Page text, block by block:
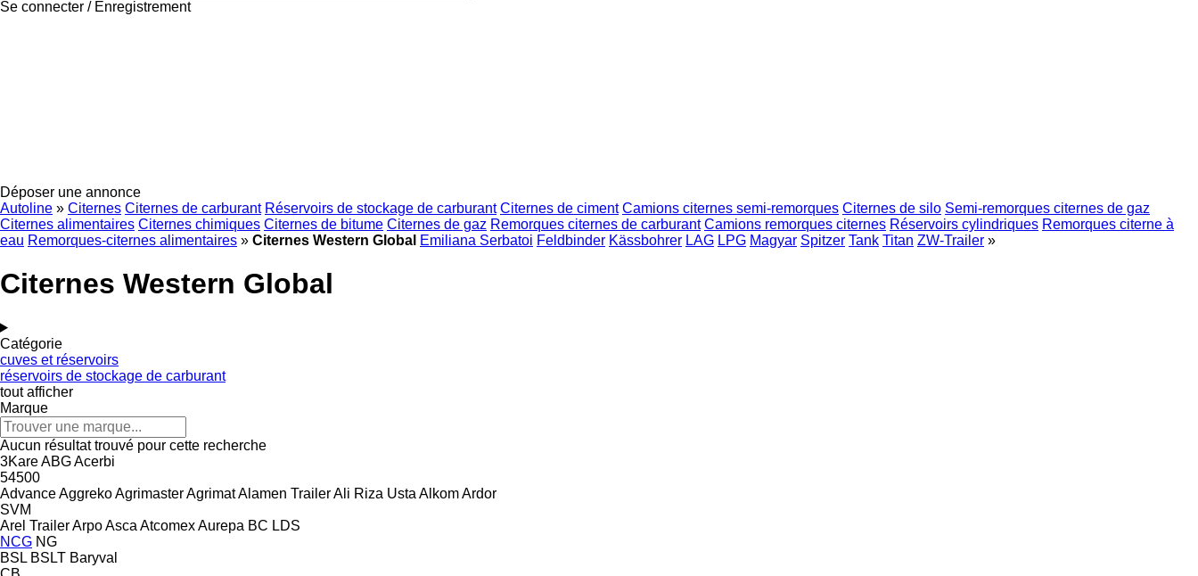
Se connecter / Enregistrement
Déposer une annonce
Autoline » Citernes Citernes de carburant Réservoirs de stockage de carburant Citernes de ciment Camions citernes semi-remorques Citernes de silo Semi-remorques citernes de gaz
Citernes alimentaires Citernes chimiques Citernes de bitume Citernes de gaz Remorques citernes de carburant Camions remorques citernes Réservoirs cylindriques Remorques citerne à
eau Remorques-citernes alimentaires » Citernes Western Global Emiliana Serbatoi Feldbinder Kässbohrer LAG LPG Magyar Spitzer Tank Titan ZW-Trailer »
Citernes Western Global
Catégorie
cuves et réservoirs
réservoirs de stockage de carburant
tout afficher
Marque
Aucun résultat trouvé pour cette recherche
3KareABGAcerbi
54500
AdvanceAggrekoAgrimasterAgrimatAlamen TrailerAli Riza Usta AlkomArdor
SVM
Arel TrailerArpoAsca AtcomexAurepa BC LDS
NCG NG
BSL BSLT Baryval